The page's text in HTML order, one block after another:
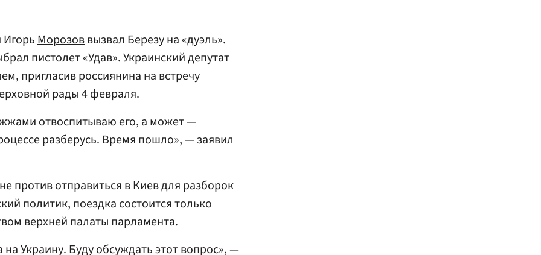
Морозоввызвал Березу на «дуэль».
пистолет «Удав». Украинский депутат
пригласив россиянина на встречу
рады 4 февраля.
отвоспитываю его, а может —
разберусь. Время пошло», — заявил
против отправиться в Киев для разборок
политик, поездка состоится только
верхней палаты парламента.
Украину. Буду обсуждать этот вопрос», —